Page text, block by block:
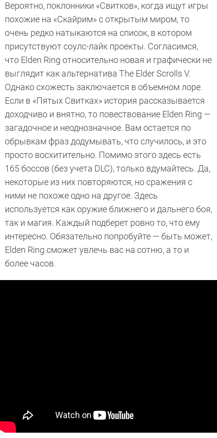
Вероятно, поклонники «Свитков», когда ищут игры
похожие на «Скайрим» с открытым миром, то
очень редко натыкаются на список, в котором
присутствуют соулс-лайк проекты. Согласимся,
что Elden Ring относительно новая и графически не
выглядит как альтернатива The Elder Scrolls V.
Однако схожесть заключается в объемном лоре.
Если в «Пятых Свитках» история рассказывается
доходчиво и внятно, то повествование Elden Ring —
загадочное и неоднозначное. Вам остается по
обрывкам фраз додумывать, что случилось, и это
просто восхитительно. Помимо этого здесь есть
165 боссов (без учета DLC), только вдумайтесь. Да,
некоторые из них повторяются, но сражения с
ними не похоже одно на другое. Здесь
используется как оружие ближнего и дальнего боя,
так и магия. Каждый подберет ровно то, что ему
интересно. Обязательно попробуйте — быть может,
Elden Ring сможет увлечь вас на сотню, а то и
более часов.